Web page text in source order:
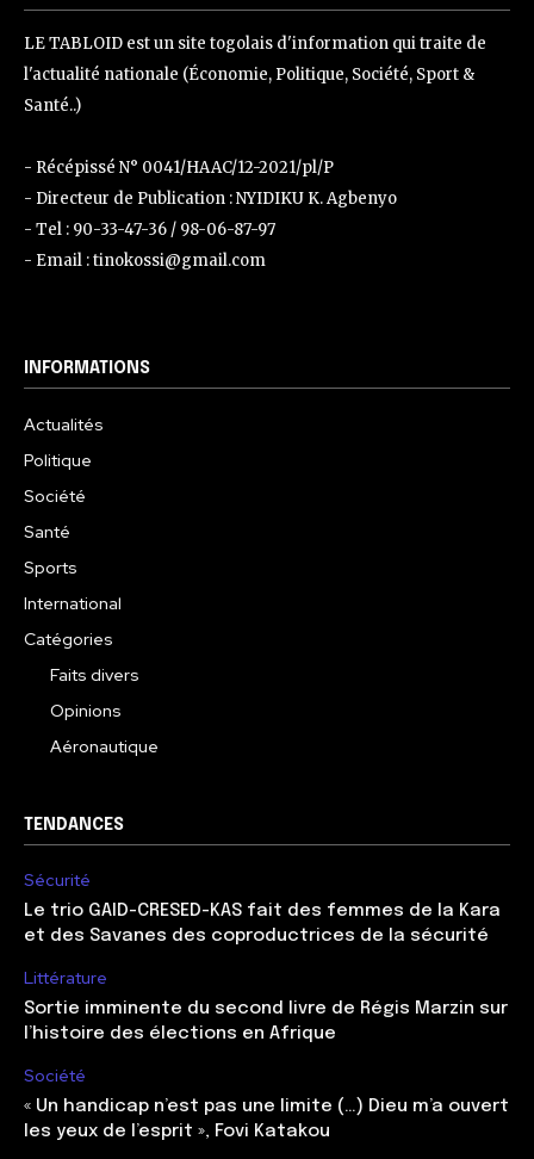
LE TABLOID est un site togolais d'information qui traite de
l'actualité nationale (Économie, Politique, Société, Sport &
Santé..)
- Récépissé N° 0041/HAAC/12-2021/pl/P
- Directeur de Publication : NYIDIKU K. Agbenyo
- Tel : 90-33-47-36 / 98-06-87-97
- Email : tinokossi@gmail.com
INFORMATIONS
Actualités
Politique
Société
Santé
Sports
International
Catégories
Faits divers
Opinions
Aéronautique
TENDANCES
Sécurité
Le trio GAID-CRESED-KAS fait des femmes de la Kara
et des Savanes des coproductrices de la sécurité
Littérature
Sortie imminente du second livre de Régis Marzin sur
l’histoire des élections en Afrique
Société
« Un handicap n’est pas une limite (…) Dieu m’a ouvert
les yeux de l’esprit », Fovi Katakou